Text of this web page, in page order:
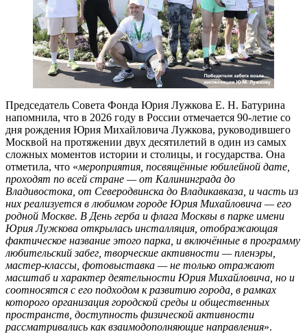
Председатель Совета Фонда Юрия Лужкова Е. Н. Батурина
напомнила, что в 2026 году в России отмечается 90-летие со
дня рождения Юрия Михайловича Лужкова, руководившего
Москвой на протяжении двух десятилетий в один из самых
сложных моментов истории и столицы, и государства. Она
отметила, что «мероприятия, посвящённые юбилейной дате,
проходят по всей стране — от Калининграда до
Владивостока, от Северодвинска до Владикавказа, и часть из
них реализуется в любимом городе Юрия Михайловича — его
родной Москве. В День герба и флага Москвы в парке имени
Юрия Лужкова открылась инсталляция, отображающая
фактическое название этого парка, и включённые в программу
любительский забег, творческие активности — пленэры,
мастер-классы, фотовыставка — не только отражают
масштаб и характер деятельности Юрия Михайловича, но и
соотносятся с его подходом к развитию города, в рамках
которого организация городской среды и общественных
пространств, доступность физической активности
рассматривались как взаимодополняющие направления».